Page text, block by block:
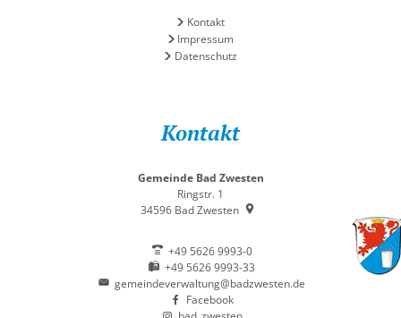
Kontakt
Impressum
Datenschutz
Kontakt
Gemeinde Bad Zwesten
Ringstr. 1
34596 Bad Zwesten
+49 5626 9993-0
+49 5626 9993-33
gemeindeverwaltung@badzwesten.de
Facebook